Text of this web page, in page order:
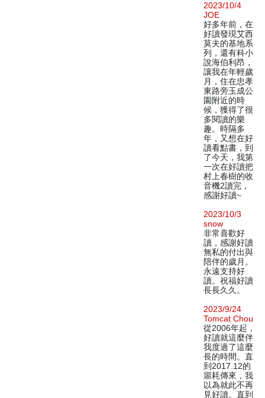
2023/10/4
JOE
好多年前，在
好讀發現艾西
莫夫的基地系
列，還有科小
說海伯利昂，
讓我在年輕歲
月，住在忠孝
東路旁玉成公
園附近的時
候，獲得了很
多閱讀的樂
趣。時隔多
年，又想在好
讀看點書，到
了今天，我第
一次在好讀把
村上春樹的收
音機2讀完，
感謝好讀~
2023/10/3
snow
非常喜歡好
讀，感謝好讀
無私的付出與
陪伴的歲月。
永遠支持好
讀。祝福好讀
長長久久。
2023/9/24
Tomcat Chou
從2006年起，
好讀就這麼伴
我度過了這麼
長的時間。直
到2017.12的
噩耗傳來，我
以為就此不再
見好讀。直到